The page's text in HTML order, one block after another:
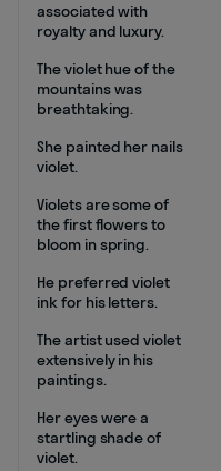
associated with
royalty and luxury.
The violet hue of the
mountains was
breathtaking.
She painted her nails
violet.
Violets are some of
the first flowers to
bloom in spring.
He preferred violet
ink for his letters.
The artist used violet
extensively in his
paintings.
Her eyes were a
startling shade of
violet.